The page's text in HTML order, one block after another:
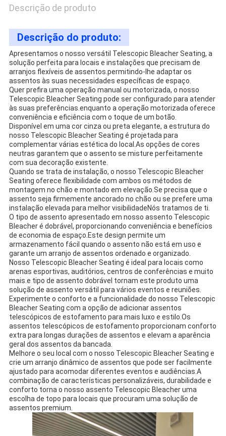
Descrição de produto
Descrição do produto:
Apresentamos o nosso versátil Telescopic Bleacher Seating, a
solução perfeita para locais e instalações que precisam de
arranjos flexíveis de assentos.permitindo-lhe adaptar os
assentos às suas necessidades específicas de espaço.
Quer prefira uma operação manual ou motorizada, o nosso
Telescopic Bleacher Seating pode ser configurado para atender
às suas preferências.enquanto a operação motorizada oferece
conveniência e eficiência com o toque de um botão.
Disponível em uma cor cinza ou preta elegante, a estrutura do
nosso Telescopic Bleacher Seating é projetada para
complementar várias estética do local.As opções de cores
neutras garantem que o assento se misture perfeitamente
com sua decoração existente.
Quando se trata de instalação, o nosso Telescopic Bleacher
Seating oferece flexibilidade com ambos os métodos de
montagem no chão e montado em elevação.Se precisa que o
assento seja firmemente ancorado no chão ou se prefere uma
instalação elevada para melhor visibilidadeNós tratamos de ti.
O tipo de assento apresentado em nosso assento Telescopic
Bleacher é dobrável, proporcionando conveniência e benefícios
de economia de espaço.Este design permite um
armazenamento fácil quando o assento não está em uso e
garante um arranjo de assentos ordenado e organizado.
Nosso Telescopic Bleacher Seating é ideal para locais como
arenas esportivas, auditórios, centros de conferências e muito
mais.e tipo de assento dobrável tornam este produto uma
solução de assento versátil para vários eventos e reuniões.
Experimente o conforto e a funcionalidade do nosso Telescopic
Bleacher Seating com a opção de adicionar assentos
telescópicos de estofamento para mais luxo e estilo.Os
assentos telescópicos de estofamento proporcionam conforto
extra para longas durações de assentos e elevam a aparência
geral dos assentos da bancada.
Melhore o seu local com o nosso Telescopic Bleacher Seating e
crie um arranjo dinâmico de assentos que pode ser facilmente
ajustado para acomodar diferentes eventos e audiências.A
combinação de características personalizáveis, durabilidade e
conforto torna o nosso assento Telescopic Bleacher uma
escolha de topo para locais que procuram uma solução de
assentos premium.